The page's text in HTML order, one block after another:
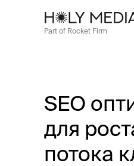
Part of Rocket Firm
SEO
для
потока